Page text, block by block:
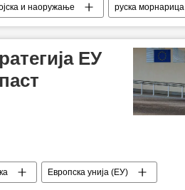
и наоружање руска морнарица
морнаричка стратегија
ЕУ
Европска унија (ЕУ)